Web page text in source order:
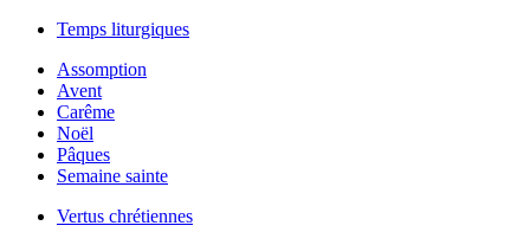
Temps liturgiques
Assomption
Avent
Carême
Noël
Pâques
Semaine sainte
Vertus chrétiennes